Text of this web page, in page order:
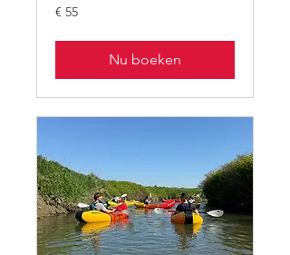
55
euro
€ 55
Nu boeken